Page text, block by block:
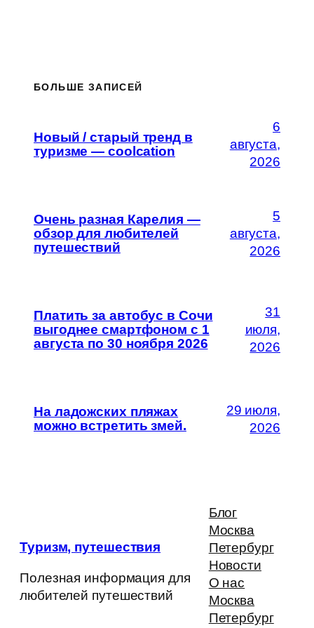
БОЛЬШЕ ЗАПИСЕЙ
Новый / старый тренд в
туризме — coolcation
6
августа,
2026
Очень разная Карелия —
обзор для любителей
путешествий
5
августа,
2026
Платить за автобус в Сочи
выгоднее смартфоном с 1
августа по 30 ноября 2026
31
июля,
2026
На ладожских пляжах
можно встретить змей.
29 июля,
2026
Туризм, путешествия
Полезная информация для
любителей путешествий
Блог
Москва
Петербург
Новости
О нас
Москва
Петербург